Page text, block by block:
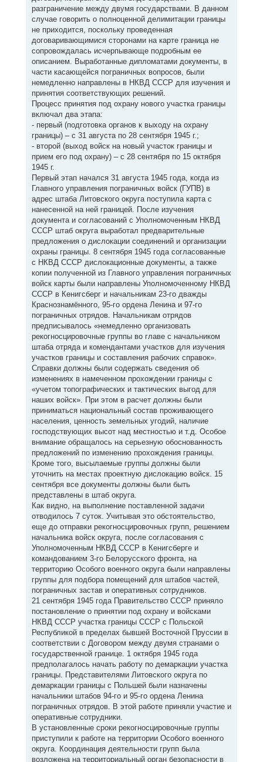
разграничение между двумя государствами. В данном
случае говорить о полноценной делимитации границы
не приходится, поскольку проведенная
договаривающимися сторонами на карте граница не
сопровождалась исчерпывающе подробным ее
описанием. Выработанные дипломатами документы, в
части касающейся пограничных вопросов, были
немедленно направлены в НКВД СССР для изучения и
принятия соответствующих решений.
Процесс принятия под охрану нового участка границы
включал два этапа:
- первый (подготовка органов к выходу на охрану
границы) – с 31 августа по 28 сентября 1945 г.;
- второй (выход войск на новый участок границы и
прием его под охрану) – с 28 сентября по 15 октября
1945 г.
Первый этап начался 31 августа 1945 года, когда из
Главного управления пограничных войск (ГУПВ) в
адрес штаба Литовского округа поступила карта с
нанесенной на ней границей. После изучения
документа и согласований с Уполномоченным НКВД
СССР штаб округа выработал предварительные
предложения о дислокации соединений и организации
охраны границы. 8 сентября 1945 года согласованные
с НКВД СССР дислокационные документы, а также
копии полученной из Главного управления пограничных
войск карты были направлены Уполномоченному НКВД
СССР в Кенигсберг и начальникам 23-го дважды
Краснознамённого, 95-го ордена Ленина и 97-го
пограничных отрядов. Начальникам отрядов
предписывалось «немедленно организовать
рекогносцировочные группы во главе с начальником
штаба отряда и комендантами участков для изучения
участков границы и составления рабочих справок».
Справки должны были содержать сведения об
изменениях в намеченном прохождении границы с
«учетом топографических и тактических выгод для
наших войск». При этом в расчет должны были
приниматься национальный состав проживающего
населения, ценность земельных угодий, наличие
господствующих высот над местностью и т.д. Особое
внимание обращалось на серьезную обоснованность
предложений по изменению прохождения границы.
Кроме того, высылаемые группы должны были
уточнить на местах проектную дислокацию войск. 15
сентября все документы должны были быть
представлены в штаб округа.
Как видно, на выполнение поставленной задачи
отводилось 7 суток. Учитывая это обстоятельство,
еще до отправки рекогносцировочных групп, решением
начальника войск округа, после согласования с
Уполномоченным НКВД СССР в Кенигсберге и
командованием 3-го Белорусского фронта, на
территорию Особого военного округа были направлены
группы для подбора помещений для штабов частей,
пограничных застав и оперативных сотрудников.
21 сентября 1945 года Правительство СССР приняло
постановление о принятии под охрану и войсками
НКВД СССР участка границы СССР с Польской
Республикой в пределах бывшей Восточной Пруссии в
соответствии с Договором между двумя странами о
государственной границе. 1 октября 1945 года
предполагалось начать работу по демаркации участка
границы. Представителями Литовского округа по
демаркации границы с Польшей были назначены
начальники штабов 94-го и 95-го ордена Ленина
пограничных отрядов. В этой работе приняли участие и
оперативные сотрудники.
В установленные сроки рекогносцировочные группы
приступили к работе на территории Особого военного
округа. Координация деятельности групп была
возложена на территориальный орган безопасности в